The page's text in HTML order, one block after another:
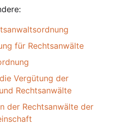
für Rechtsanwälte
Vergütung der
Rechtsanwälte
der Rechtsanwälte der